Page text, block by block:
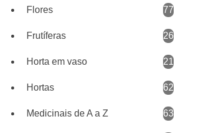
Flores 77
Frutíferas 26
Horta em vaso 21
Hortas 62
Medicinais de A a Z 63